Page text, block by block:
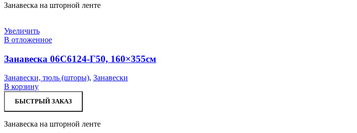
Занавеска на шторной ленте
Увеличить
В отложенное
Занавеска 06С6124-Г50, 160×355см
Занавески, тюль (шторы), Занавески
В корзину
БЫСТРЫЙ ЗАКАЗ
Занавеска на шторной ленте